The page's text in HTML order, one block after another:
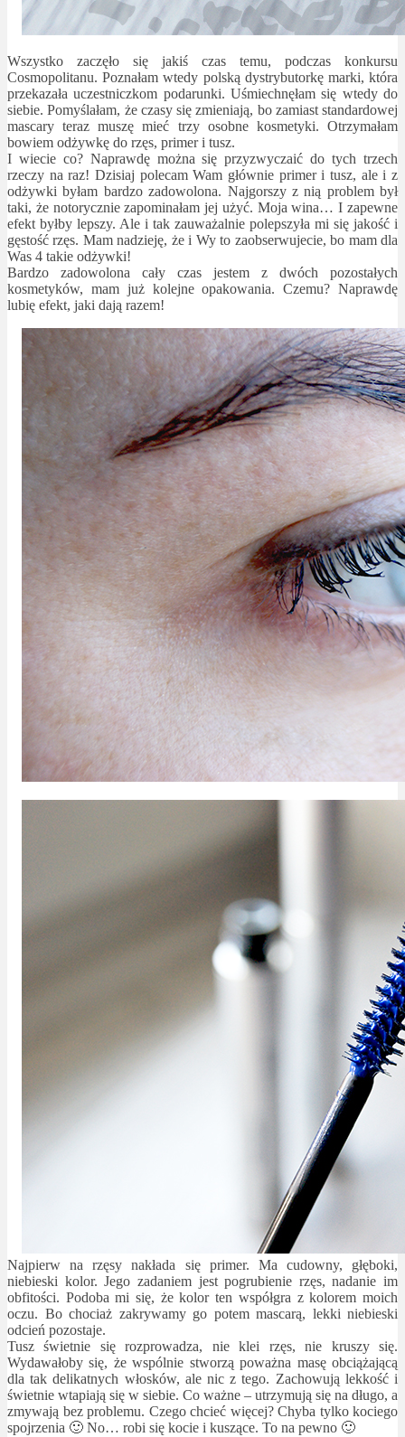
Wszystko zaczęło się jakiś czas temu, podczas konkursu
Cosmopolitanu. Poznałam wtedy polską dystrybutorkę marki, która
przekazała uczestniczkom podarunki. Uśmiechnęłam się wtedy do
siebie. Pomyślałam, że czasy się zmieniają, bo zamiast standardowej
mascary teraz muszę mieć trzy osobne kosmetyki. Otrzymałam
bowiem odżywkę do rzęs, primer i tusz.
I wiecie co? Naprawdę można się przyzwyczaić do tych trzech
rzeczy na raz! Dzisiaj polecam Wam głównie primer i tusz, ale i z
odżywki byłam bardzo zadowolona. Najgorszy z nią problem był
taki, że notorycznie zapominałam jej użyć. Moja wina… I zapewne
efekt byłby lepszy. Ale i tak zauważalnie polepszyła mi się jakość i
gęstość rzęs. Mam nadzieję, że i Wy to zaobserwujecie, bo mam dla
Was 4 takie odżywki!
Bardzo zadowolona cały czas jestem z dwóch pozostałych
kosmetyków, mam już kolejne opakowania. Czemu? Naprawdę
lubię efekt, jaki dają razem!
Najpierw na rzęsy nakłada się primer. Ma cudowny, głęboki,
niebieski kolor. Jego zadaniem jest pogrubienie rzęs, nadanie im
obfitości. Podoba mi się, że kolor ten współgra z kolorem moich
oczu. Bo chociaż zakrywamy go potem mascarą, lekki niebieski
odcień pozostaje.
Tusz świetnie się rozprowadza, nie klei rzęs, nie kruszy się.
Wydawałoby się, że wspólnie stworzą poważna masę obciążającą
dla tak delikatnych włosków, ale nic z tego. Zachowują lekkość i
świetnie wtapiają się w siebie. Co ważne – utrzymują się na długo, a
zmywają bez problemu. Czego chcieć więcej? Chyba tylko kociego
spojrzenia 🙂 No… robi się kocie i kuszące. To na pewno 🙂